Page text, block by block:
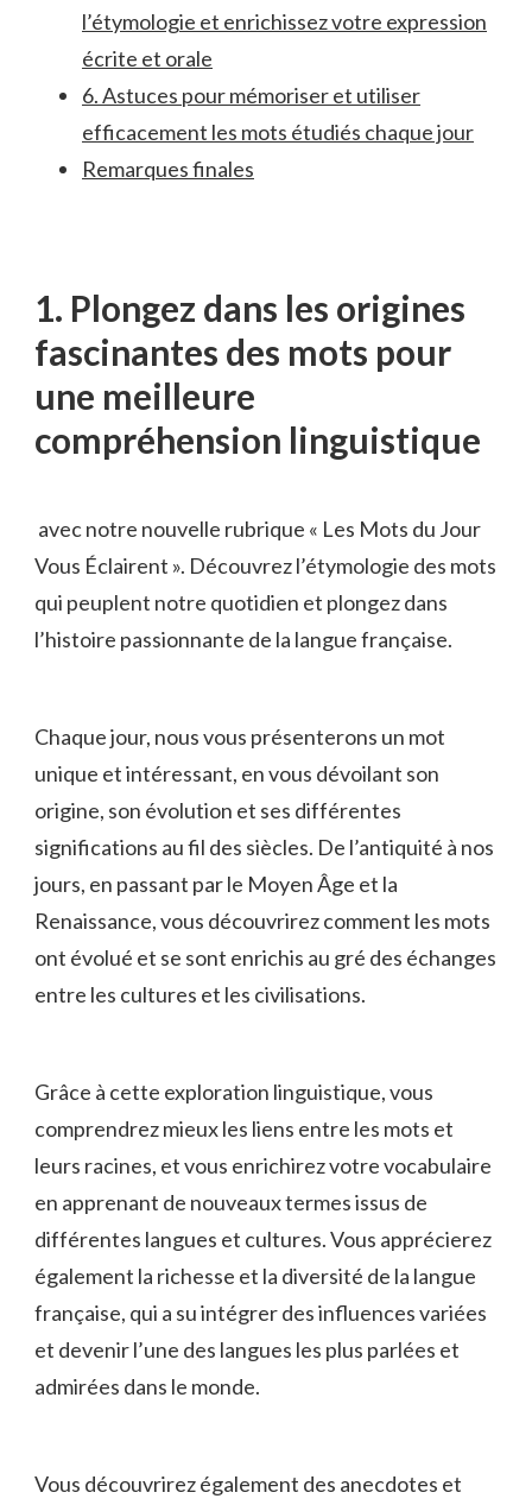
l’étymologie et enrichissez votre⁣ expression
écrite et orale
6. ⁢Astuces pour mémoriser et utiliser⁤
efficacement ‍les mots étudiés⁤ chaque jour
Remarques finales
1. ⁤Plongez dans les origines
fascinantes ⁢des mots pour
une meilleure
⁤compréhension linguistique
​ avec notre ⁢nouvelle rubrique « Les ​Mots du Jour
Vous ⁢Éclairent ».⁢ Découvrez ⁤l’étymologie des mots
qui peuplent notre quotidien et plongez dans
l’histoire passionnante de la langue française.
Chaque jour, nous vous présenterons un mot
unique et intéressant, en vous dévoilant son
origine, son évolution et ‌ses différentes
⁢significations au fil des siècles. De l’antiquité à nos
jours, en passant par le ‌Moyen ​Âge et⁢ la
Renaissance, vous découvrirez ‍comment les mots
ont évolué et se ‍sont enrichis au gré des échanges
entre les cultures et les civilisations.
Grâce à cette exploration linguistique, vous
comprendrez mieux les⁣ liens entre les mots et⁢
leurs⁢ racines, et vous‌ enrichirez ​votre vocabulaire
en apprenant ⁣de nouveaux termes issus de
différentes langues et‍ cultures. Vous apprécierez
également ⁤la richesse‌ et la diversité de la langue ​
française, qui a su intégrer ⁣des influences variées
⁤et devenir ⁢l’une des langues ‌les plus parlées et
admirées dans le monde.
Vous découvrirez également ⁣des anecdotes et